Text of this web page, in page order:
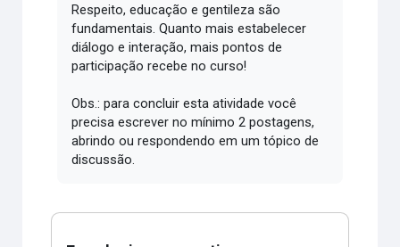
Respeito, educação e gentileza são
fundamentais.Quanto mais estabelecer
diálogo e interação, mais pontos de
participação recebe no curso!
Obs.: para concluir esta atividade você
precisa escrever no mínimo 2 postagens,
abrindo ou respondendo em um tópico de
discussão.